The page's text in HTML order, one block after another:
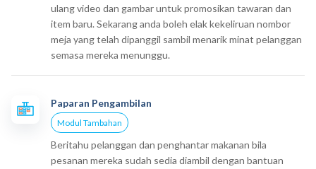
ulang video dan gambar untuk promosikan tawaran dan
item baru. Sekarang anda boleh elak kekeliruan nombor
meja yang telah dipanggil sambil menarik minat pelanggan
semasa mereka menunggu.
Paparan Pengambilan
Modul Tambahan
Beritahu pelanggan dan penghantar makanan bila
pesanan mereka sudah sedia diambil dengan bantuan